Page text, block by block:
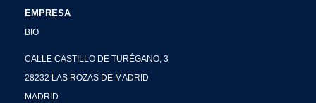
EMPRESA
BIO
CALLE CASTILLO DE TURÉGANO, 3
28232 LAS ROZAS DE MADRID
MADRID